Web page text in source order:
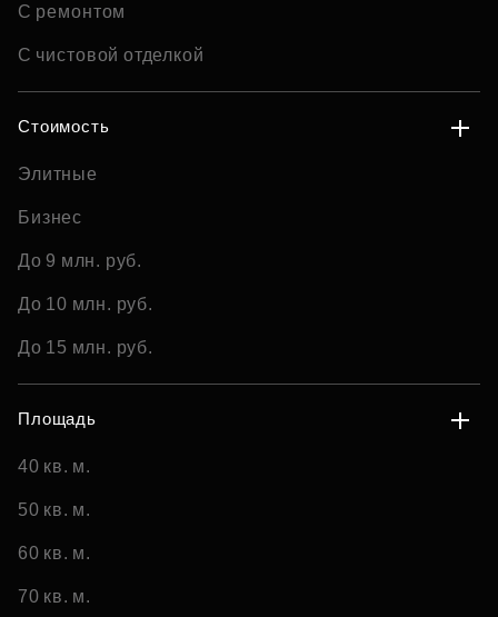
С ремонтом
С чистовой отделкой
Стоимость
Элитные
Бизнес
До 9 млн. руб.
До 10 млн. руб.
До 15 млн. руб.
Площадь
40 кв. м.
50 кв. м.
60 кв. м.
70 кв. м.